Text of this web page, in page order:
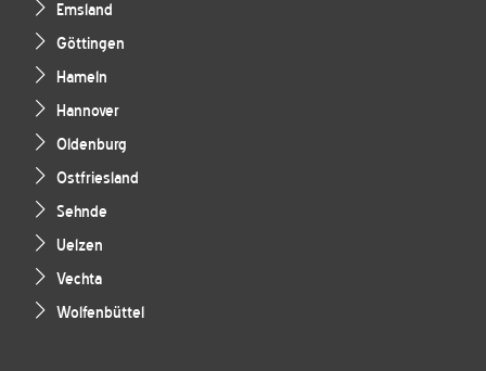
Emsland
Göttingen
Hameln
Hannover
Oldenburg
Ostfriesland
Sehnde
Uelzen
Vechta
Wolfenbüttel